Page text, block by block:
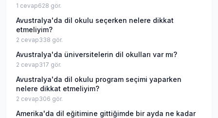
1 cevap628 gör.
Avustralya'da dil okulu seçerken nelere dikkat
etmeliyim?
2 cevap338 gör.
Avustralya'da üniversitelerin dil okulları var mı?
2 cevap317 gör.
Avustralya'da dil okulu program seçimi yaparken
nelere dikkat etmeliyim?
2 cevap306 gör.
Amerika'da dil eğitimine gittiğimde bir ayda ne kadar